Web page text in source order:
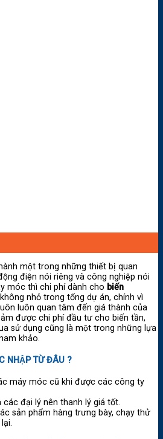
một trong những thiết bị quan
điện nói riêng và công nghiệp nói
móc thì chi phí dành cho biến
nhỏ trong tổng dự án, chính vì
luôn quan tâm đến giá thành của
được chi phí đầu tư cho biến tần,
sử dụng cũng là một trong những lựa
khảo.
NHẬP TỪ ĐÂU ?
máy móc cũ khi được các công ty
các đại lý nên thanh lý giá tốt.
sản phẩm hàng trưng bày, chạy thử